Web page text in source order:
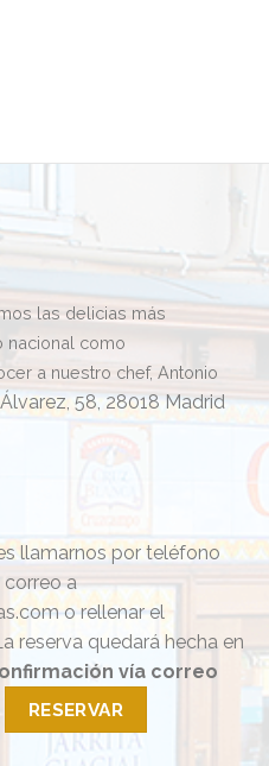
las delicias más
nacional como
a nuestro chef, Antonio
58, 28018 Madrid
llamarnos por teléfono
correo a
o rellenar el
reserva quedará hecha en
vía correo
RESERVAR